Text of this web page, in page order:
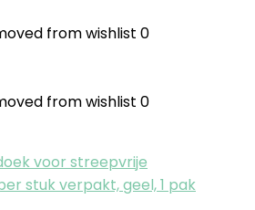
from wishlist 0
from wishlist 0